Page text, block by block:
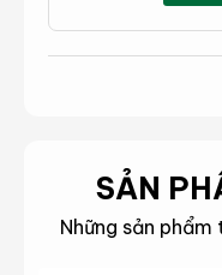
SẢN
Những sản